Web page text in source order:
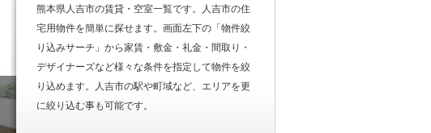
熊本県人吉市の賃貸・空室一覧です。人吉市の住
宅用物件を簡単に探せます。画面左下の「物件絞
り込みサーチ」から家賃・敷金・礼金・間取り・
デザイナーズなど様々な条件を指定して物件を絞
り込めます。人吉市の駅や町域など、エリアを更
に絞り込む事も可能です。